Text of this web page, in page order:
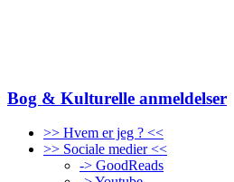
Bog & Kulturelle anmeldelser
>> Hvem er jeg ? <<
>> Sociale medier <<
-> GoodReads